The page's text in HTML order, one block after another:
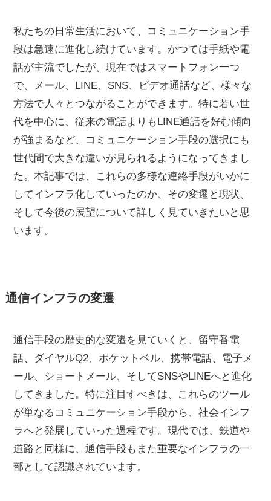
私たちの日常生活において、コミュニケーション手
段は急速に進化し続けています。かつては手紙や電
話が主流でしたが、現在ではスマートフォン一つ
で、メール、LINE、SNS、ビデオ通話など、様々な
方法で人々とつながることができます。特に若い世
代を中心に、従来の電話よりもLINE通話を好む傾向
が強まるなど、コミュニケーション手段の選択にも
世代間で大きな違いが見られるようになってきまし
た。本記事では、これらの多様な連絡手段がいかに
してインフラ化していったのか、その変遷と現状、
そして今後の展望について詳しく見ていきたいと思
います。
通信インフラの変遷
通信手段の歴史的な変遷を見ていくと、留守番電
話、ダイヤルQ2、ポケットベル、携帯電話、電子メ
ール、ショートメール、そしてSNSやLINEへと進化
してきました。特に注目すべきは、これらのツール
が単なるコミュニケーション手段から、社会インフ
ラへと発展していった過程です。現代では、鉄道や
道路と同様に、通信手段もまた重要なインフラの一
部として認識されています。